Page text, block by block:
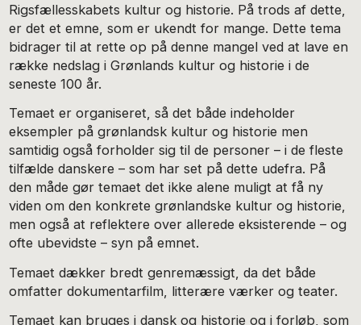
Rigsfællesskabets kultur og historie. På trods af dette,
er det et emne, som er ukendt for mange. Dette tema
bidrager til at rette op på denne mangel ved at lave en
række nedslag i Grønlands kultur og historie i de
seneste 100 år.
Temaet er organiseret, så det både indeholder
eksempler på grønlandsk kultur og historie men
samtidig også forholder sig til de personer – i de fleste
tilfælde danskere – som har set på dette udefra. På
den måde gør temaet det ikke alene muligt at få ny
viden om den konkrete grønlandske kultur og historie,
men også at reflektere over allerede eksisterende – og
ofte ubevidste – syn på emnet.
Temaet dækker bredt genremæssigt, da det både
omfatter dokumentarfilm, litterære værker og teater.
Temaet kan bruges i dansk og historie og i forløb, som